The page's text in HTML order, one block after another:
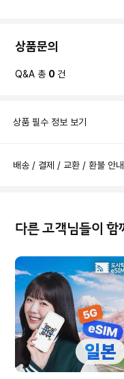
상품문의
Q&A 총 0 건
상품 필수 정보 보기
배송 / 결제 / 교환 / 환불 안내
다른 고객님들이 함